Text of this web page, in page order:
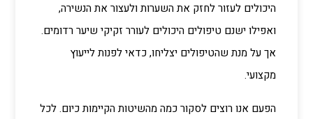
היכולים לעזור לחזק את השערות ולעצור את הנשירה,
ואפילו ישנם טיפולים היכולים לעורר זקיקי שיער רדומים.
אך על מנת שהטיפולים יצליחו, כדאי לפנות לייעוץ
מקצועי.
הפעם אנו רוצים לסקור כמה מהשיטות הקיימות כיום. לכל